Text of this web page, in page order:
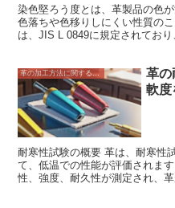
染色堅ろう度とは、革製品の色
色落ちや色移りしにくい性質の
は、JIS L 0849に規定されており、
染色堅ろう度は、革製品の品質
堅ろう度の高い革製品は、色落
することができます。
革の加工方法に関すること
革の
軟度
耐寒性試験の概要 革は、耐寒性試験と呼ばれる一連のテストによっ
て、低温での性能が評価されま
性、強度、耐久性が測定され、